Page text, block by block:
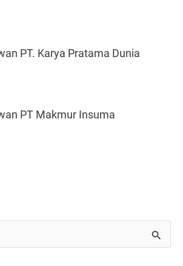
PT. Karya Pratama Dunia
PT Makmur Insuma